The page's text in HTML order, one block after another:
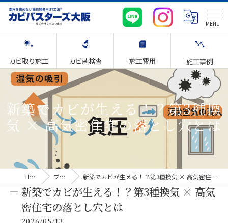
カビ取り施工 カビ菌検査 施工費用 施工事例
新築でカビが生える！？第3種換
気 × 高気密住宅の落とし穴とは
HOME ブログ 新築でカビが生える！？第3種換気 × 高気密住宅の落とし穴とは
新築でカビが生える！？第3種換気 × 高気
密住宅の落とし穴とは
2026/05/13